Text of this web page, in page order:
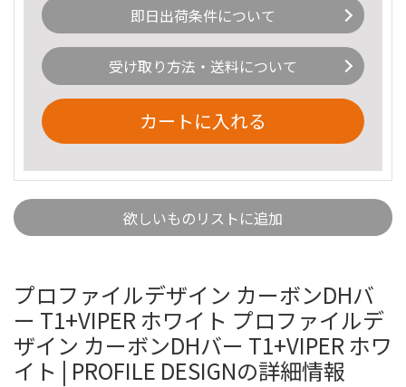
即日出荷条件について
受け取り方法・送料について
カートに入れる
欲しいものリストに追加
プロファイルデザイン カーボンDHバ
ー T1+VIPER ホワイト プロファイルデ
ザイン カーボンDHバー T1+VIPER ホワ
イト | PROFILE DESIGNの詳細情報